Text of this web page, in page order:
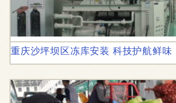
重庆沙坪坝区冻库安装 科技护航鲜味